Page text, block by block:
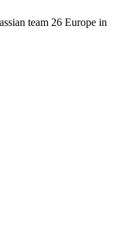
team 26 Europe in